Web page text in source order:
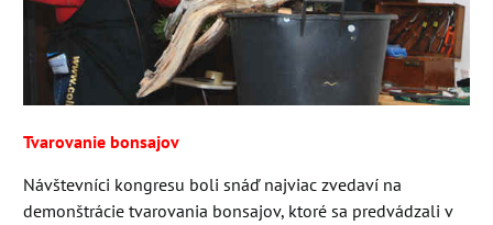
Tvarovanie bonsajov
Návštevníci kongresu boli snáď najviac zvedaví na
demonštrácie tvarovania bonsajov, ktoré sa predvádzali v